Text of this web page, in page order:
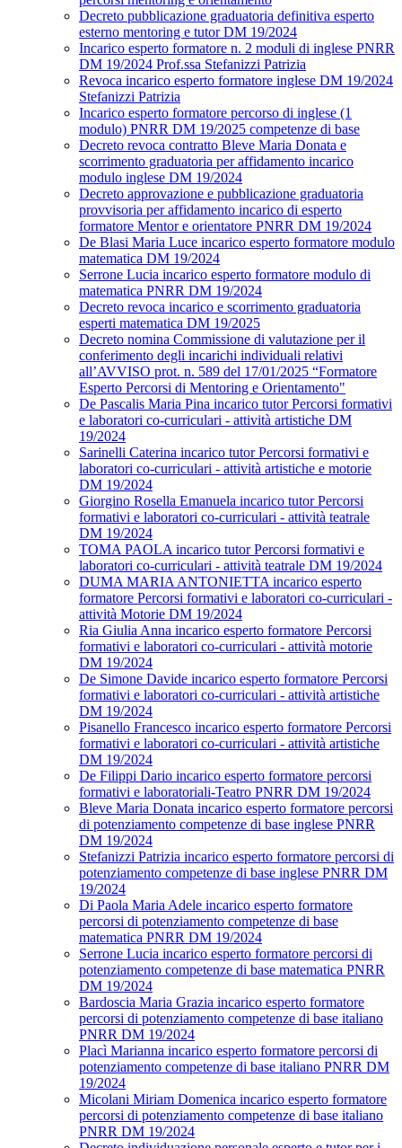
Decreto pubblicazione graduatoria definitiva esperto
esterno mentoring e tutor DM 19/2024
Incarico esperto formatore n. 2 moduli di inglese PNRR
DM 19/2024 Prof.ssa Stefanizzi Patrizia
Revoca incarico esperto formatore inglese DM 19/2024
Stefanizzi Patrizia
Incarico esperto formatore percorso di inglese (1
modulo) PNRR DM 19/2025 competenze di base
Decreto revoca contratto Bleve Maria Donata e
scorrimento graduatoria per affidamento incarico
modulo inglese DM 19/2024
Decreto approvazione e pubblicazione graduatoria
provvisoria per affidamento incarico di esperto
formatore Mentor e orientatore PNRR DM 19/2024
De Blasi Maria Luce incarico esperto formatore modulo
matematica DM 19/2024
Serrone Lucia incarico esperto formatore modulo di
matematica PNRR DM 19/2024
Decreto revoca incarico e scorrimento graduatoria
esperti matematica DM 19/2025
Decreto nomina Commissione di valutazione per il
conferimento degli incarichi individuali relativi
all’AVVISO prot. n. 589 del 17/01/2025 “Formatore
Esperto Percorsi di Mentoring e Orientamento"
De Pascalis Maria Pina incarico tutor Percorsi formativi
e laboratori co-curriculari - attività artistiche DM
19/2024
Sarinelli Caterina incarico tutor Percorsi formativi e
laboratori co-curriculari - attività artistiche e motorie
DM 19/2024
Giorgino Rosella Emanuela incarico tutor Percorsi
formativi e laboratori co-curriculari - attività teatrale
DM 19/2024
TOMA PAOLA incarico tutor Percorsi formativi e
laboratori co-curriculari - attività teatrale DM 19/2024
DUMA MARIA ANTONIETTA incarico esperto
formatore Percorsi formativi e laboratori co-curriculari -
attività Motorie DM 19/2024
Ria Giulia Anna incarico esperto formatore Percorsi
formativi e laboratori co-curriculari - attività motorie
DM 19/2024
De Simone Davide incarico esperto formatore Percorsi
formativi e laboratori co-curriculari - attività artistiche
DM 19/2024
Pisanello Francesco incarico esperto formatore Percorsi
formativi e laboratori co-curriculari - attività artistiche
DM 19/2024
De Filippi Dario incarico esperto formatore percorsi
formativi e laboratoriali-Teatro PNRR DM 19/2024
Bleve Maria Donata incarico esperto formatore percorsi
di potenziamento competenze di base inglese PNRR
DM 19/2024
Stefanizzi Patrizia incarico esperto formatore percorsi di
potenziamento competenze di base inglese PNRR DM
19/2024
Di Paola Maria Adele incarico esperto formatore
percorsi di potenziamento competenze di base
matematica PNRR DM 19/2024
Serrone Lucia incarico esperto formatore percorsi di
potenziamento competenze di base matematica PNRR
DM 19/2024
Bardoscia Maria Grazia incarico esperto formatore
percorsi di potenziamento competenze di base italiano
PNRR DM 19/2024
Placì Marianna incarico esperto formatore percorsi di
potenziamento competenze di base italiano PNRR DM
19/2024
Micolani Miriam Domenica incarico esperto formatore
percorsi di potenziamento competenze di base italiano
PNRR DM 19/2024